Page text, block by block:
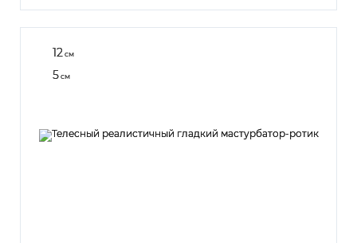
12 см
5см